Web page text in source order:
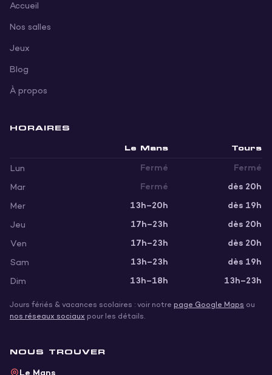
Accueil
Nos salles
Jeux
Blog
À propos
HORAIRES
Le Mans Tours
Lun Fermé Fermé
Mar Fermé dès 20h
Mer 13h–20h dès 19h
Jeu 17h–23h dès 20h
Ven 17h–23h dès 20h
Sam 13h–23h dès 19h
Dim 13h–18h 13h–23h
Jours fériés & vacances scolaires : voir notre page Google Maps ou
nos réseaux sociaux pour les détails.
NOUS TROUVER
Le Mans